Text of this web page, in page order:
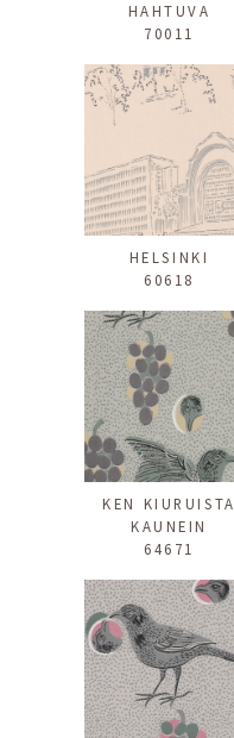
HAHTUVA
70011
HELSINKI
60618
KEN KIURUISTA
KAUNEIN
64671